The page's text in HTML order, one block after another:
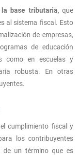
base tributaria, que
al sistema fiscal. Esto
de empresas,
de educación
como en escuelas y
robusta. En otras
cumplimiento fiscal y
los contribuyentes
de un término que es